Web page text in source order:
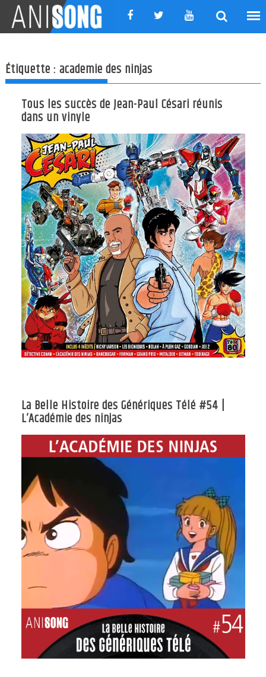
content
Étiquette :academie des ninjas
Tous les succès de Jean-Paul Césari réunis
dans un vinyle
La Belle Histoire des Génériques Télé #54 |
L’Académie des ninjas